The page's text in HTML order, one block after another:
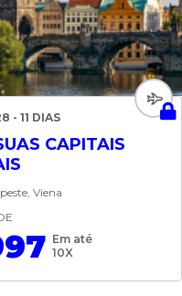
- 11 DIAS
CAPITAIS
Viena
Em até
10X